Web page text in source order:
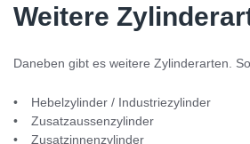
Weitere
Daneben gibt es weitere Zylinderarten.
Hebelzylinder / Industriezylinder
Zusatzaussenzylinder
Zusatzinnenzylinder